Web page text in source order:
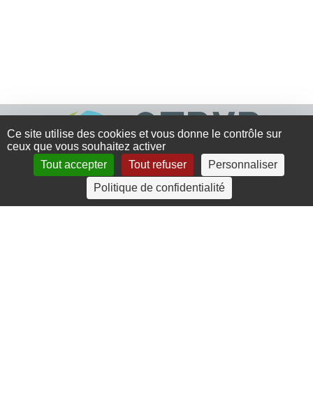
Ce site utilise des cookies et vous donne le contrôle sur
ceux que vous souhaitez activer
Tout accepter
Tout refuser
Personnaliser
Politique de confidentialité